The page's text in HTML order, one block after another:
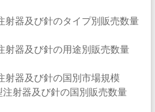
射器及び針のタイプ別販売数量
射器及び針の用途別販売数量
射器及び針の国別市場規模
注射器及び針の国別販売数量